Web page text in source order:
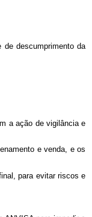
descumprimento da
a ação de vigilância e
e venda, e os
para evitar riscos e